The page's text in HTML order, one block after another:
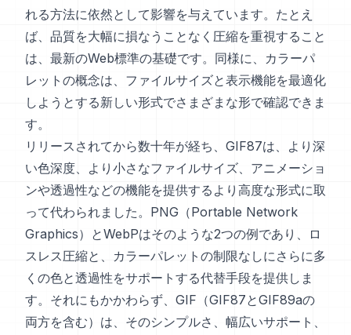
れる方法に依然として影響を与えています。たとえ
ば、品質を大幅に損なうことなく圧縮を重視すること
は、最新のWeb標準の基礎です。同様に、カラーパ
レットの概念は、ファイルサイズと表示機能を最適化
しようとする新しい形式でさまざまな形で確認できま
す。
リリースされてから数十年が経ち、GIF87は、より深
い色深度、より小さなファイルサイズ、アニメーショ
ンや透過性などの機能を提供するより高度な形式に取
って代わられました。PNG（Portable Network
Graphics）とWebPはそのような2つの例であり、ロ
スレス圧縮と、カラーパレットの制限なしにさらに多
くの色と透過性をサポートする代替手段を提供しま
す。それにもかかわらず、GIF（GIF87とGIF89aの
両方を含む）は、そのシンプルさ、幅広いサポート、